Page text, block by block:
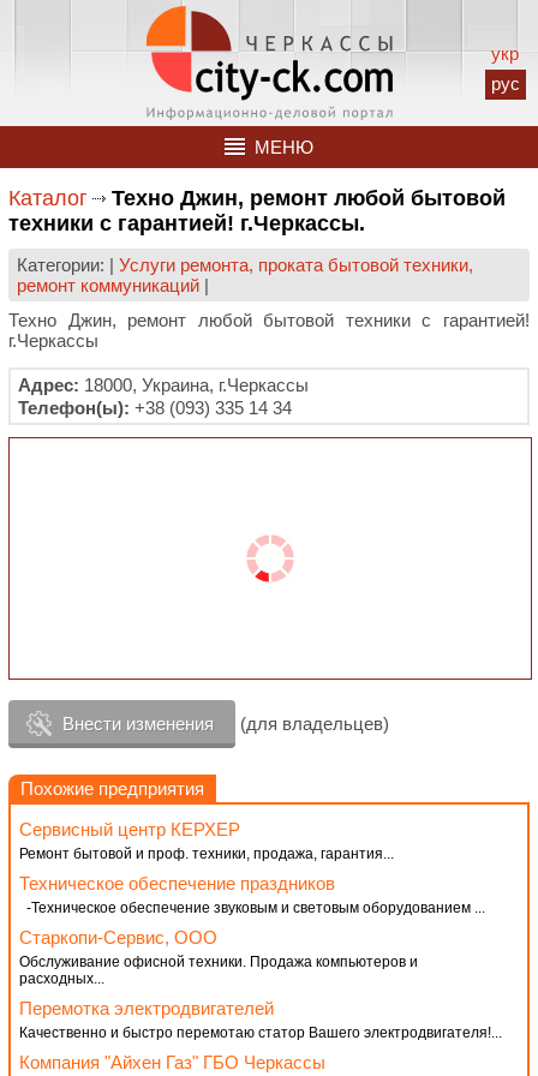
укр
рус
МЕНЮ
Каталог
Техно Джин, ремонт любой бытовой
техники с гарантией! г.Черкассы.
Категории: | Услуги ремонта, проката бытовой техники,
ремонт коммуникаций |
Техно Джин, ремонт любой бытовой техники с гарантией!
г.Черкассы
Адрес: 18000, Украина, г.Черкассы
Телефон(ы): +38 (093) 335 14 34
Внести изменения (для владельцев)
Похожие предприятия
Сервисный центр КЕРХЕР
Ремонт бытовой и проф. техники, продажа, гарантия...
Техническое обеспечение праздников
-Техническое обеспечение звуковым и световым оборудованием ...
Старкопи-Сервис, ООО
Обслуживание офисной техники. Продажа компьютеров и
расходных...
Перемотка электродвигателей
Качественно и быстро перемотаю статор Вашего электродвигателя!...
Компания "Айхен Газ" ГБО Черкассы